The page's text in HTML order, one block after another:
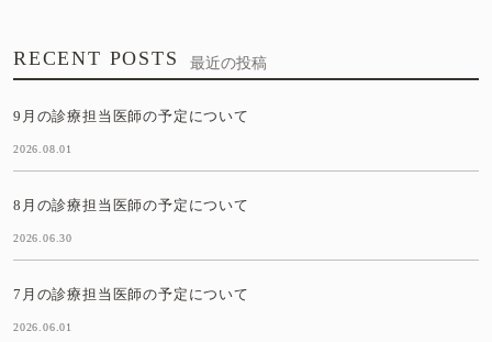
RECENT POSTS 最近の投稿
9月の診療担当医師の予定について
2026.08.01
8月の診療担当医師の予定について
2026.06.30
7月の診療担当医師の予定について
2026.06.01